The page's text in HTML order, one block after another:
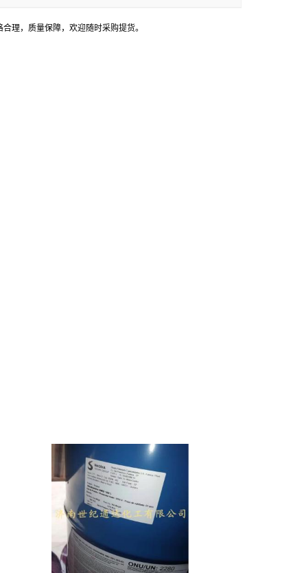
理，质量保障，欢迎随时采购提货。